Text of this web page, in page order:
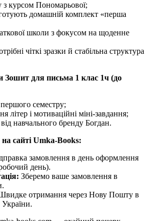
з курсом Пономарьової;
домашній комплект «перша
школи з фокусом на щоденне
чіткі зразки й стабільна структура
Зошит для письма 1 клас 1ч (до
першого семестру;
літер і мотиваційні міні-завдання;
навчального бренду Богдан.
сайті Umka-Books:
замовлення в день оформлення
день).
Зберемо ваше замовлення в
отримання через Нову Пошту в